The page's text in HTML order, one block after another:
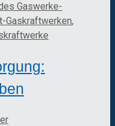
Gaswerke-
Gaskraftwerken,